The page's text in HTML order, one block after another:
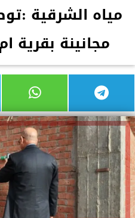
مجانينة بقرية